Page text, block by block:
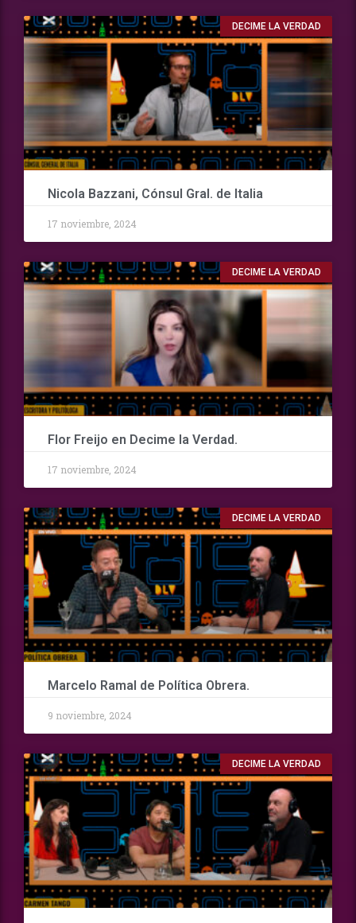
DECIME LA VERDAD
Nicola Bazzani, Cónsul Gral. de Italia
17 noviembre, 2024
DECIME LA VERDAD
Flor Freijo en Decime la Verdad.
17 noviembre, 2024
DECIME LA VERDAD
Marcelo Ramal de Política Obrera.
9 noviembre, 2024
DECIME LA VERDAD